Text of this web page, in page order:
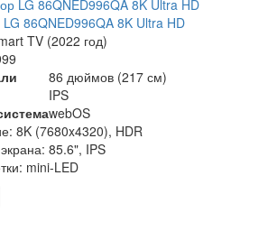
LG 86QNED996QA 8K Ultra HD
TV (2022 год)
86 дюймов (217 см)
IPS
webOS
8K (7680x4320), HDR
85.6", IPS
mini-LED